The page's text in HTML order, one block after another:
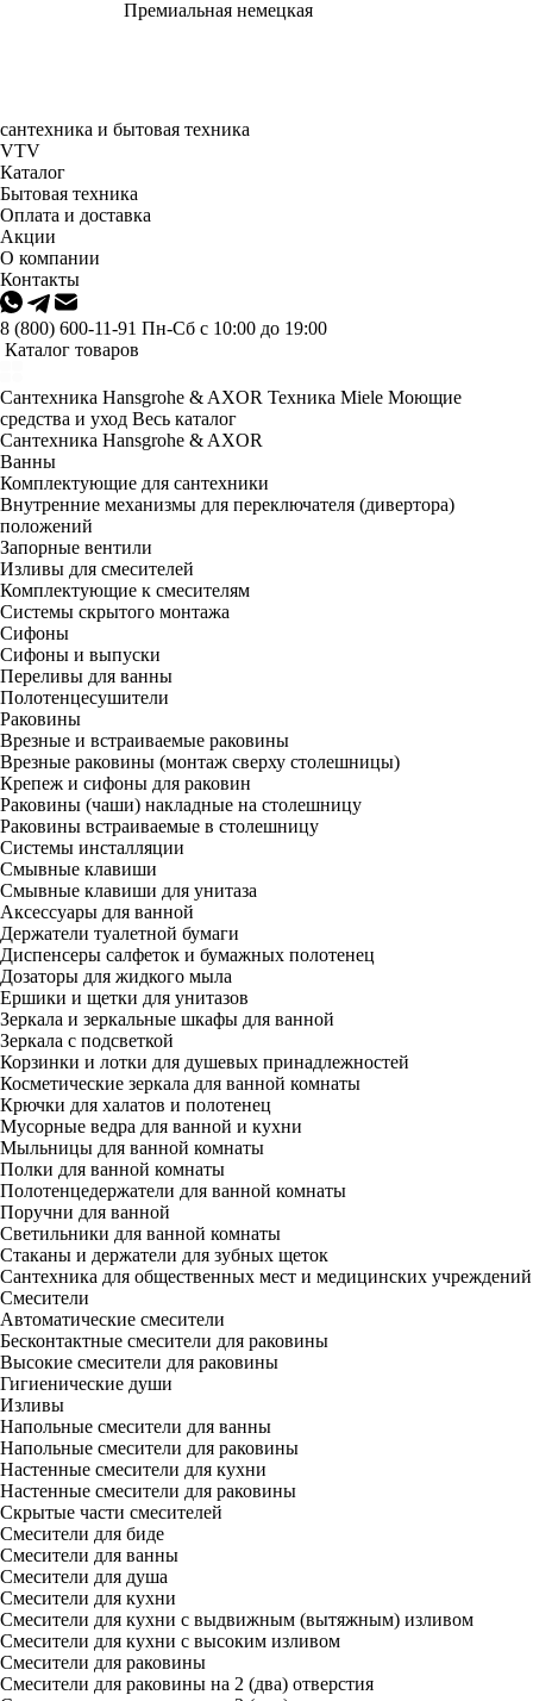
Премиальная немецкая
сантехника и бытовая техника
VTV
Каталог
Бытовая техника
Оплата и доставка
Акции
О компании
Контакты
8 (800) 600-11-91 Пн-Сб с 10:00 до 19:00
Каталог товаров
Сантехника Hansgrohe & AXOR Техника Miele Моющие
средства и уход Весь каталог
Сантехника Hansgrohe & AXOR
Ванны
Комплектующие для сантехники
Внутренние механизмы для переключателя (дивертора)
положений
Запорные вентили
Изливы для смесителей
Комплектующие к смесителям
Системы скрытого монтажа
Сифоны
Сифоны и выпуски
Переливы для ванны
Полотенцесушители
Раковины
Врезные и встраиваемые раковины
Врезные раковины (монтаж сверху столешницы)
Крепеж и сифоны для раковин
Раковины (чаши) накладные на столешницу
Раковины встраиваемые в столешницу
Системы инсталляции
Смывные клавиши
Смывные клавиши для унитаза
Аксессуары для ванной
Держатели туалетной бумаги
Диспенсеры салфеток и бумажных полотенец
Дозаторы для жидкого мыла
Ершики и щетки для унитазов
Зеркала и зеркальные шкафы для ванной
Зеркала с подсветкой
Корзинки и лотки для душевых принадлежностей
Косметические зеркала для ванной комнаты
Крючки для халатов и полотенец
Мусорные ведра для ванной и кухни
Мыльницы для ванной комнаты
Полки для ванной комнаты
Полотенцедержатели для ванной комнаты
Поручни для ванной
Светильники для ванной комнаты
Стаканы и держатели для зубных щеток
Сантехника для общественных мест и медицинских учреждений
Смесители
Автоматические смесители
Бесконтактные смесители для раковины
Высокие смесители для раковины
Гигиенические души
Изливы
Напольные смесители для ванны
Напольные смесители для раковины
Настенные смесители для кухни
Настенные смесители для раковины
Скрытые части смесителей
Смесители для биде
Смесители для ванны
Смесители для душа
Смесители для кухни
Смесители для кухни с выдвижным (вытяжным) изливом
Смесители для кухни с высоким изливом
Смесители для раковины
Смесители для раковины на 2 (два) отверстия